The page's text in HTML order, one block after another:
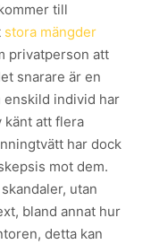
till
stora mängder
privatperson att
snarare är en
enskild individ har
känt att flera
har dock
mot dem.
utan
bland annat hur
detta kan